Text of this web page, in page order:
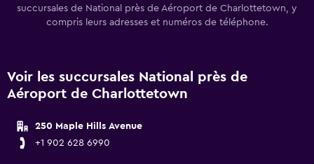
succursales de National près de Aéroport de Charlottetown, y
compris leurs adresses et numéros de téléphone.
Voir les succursales National près de
Aéroport de Charlottetown
250 Maple Hills Avenue
+1 902 628 6990